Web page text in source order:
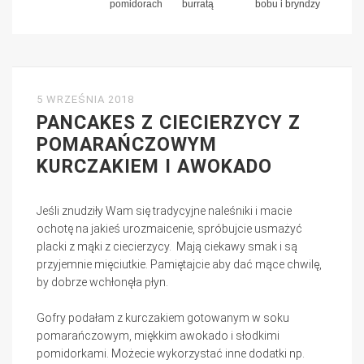
5 WRZEŚNIA 2018
PANCAKES Z CIECIERZYCY Z
POMARAŃCZOWYM
KURCZAKIEM I AWOKADO
Jeśli znudziły Wam się tradycyjne naleśniki i macie
ochotę na jakieś urozmaicenie, spróbujcie usmażyć
placki z mąki z ciecierzycy. Mają ciekawy smak i są
przyjemnie mięciutkie. Pamiętajcie aby dać mące chwilę,
by dobrze wchłonęła płyn.
Gofry podałam z kurczakiem gotowanym w soku
pomarańczowym, miękkim awokado i słodkimi
pomidorkami. Możecie wykorzystać inne dodatki np.